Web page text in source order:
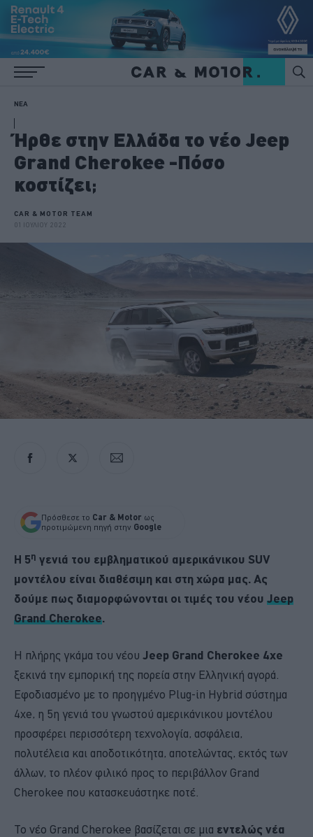
ΝΕΑ
Ήρθε στην Ελλάδα το νέο Jeep
Grand Cherokee -Πόσο
κοστίζει;
CAR & MOTOR TEAM
01 ΙΟΥΛΙΟΥ 2022
Πρόσθεσε το Car & Motor ως
προτιμώμενη πηγή στην Google
Η 5η γενιά του εμβληματικού αμερικάνικου SUV
μοντέλου είναι διαθέσιμη και στη χώρα μας. Ας
δούμε πως διαμορφώνονται οι τιμές του νέου Jeep
Grand Cherokee.
Η πλήρης γκάμα του νέου Jeep Grand Cherokee 4xe
ξεκινά την εμπορική της πορεία στην Ελληνική αγορά.
Εφοδιασμένο με το προηγμένο Plug-in Hybrid σύστημα
4xe, η 5η γενιά του γνωστού αμερικάνικου μοντέλου
προσφέρει περισσότερη τεχνολογία, ασφάλεια,
πολυτέλεια και αποδοτικότητα, αποτελώντας, εκτός των
άλλων, το πλέον φιλικό προς το περιβάλλον Grand
Cherokee που κατασκευάστηκε ποτέ.
Το νέο Grand Cherokee βασίζεται σε μια εντελώς νέα